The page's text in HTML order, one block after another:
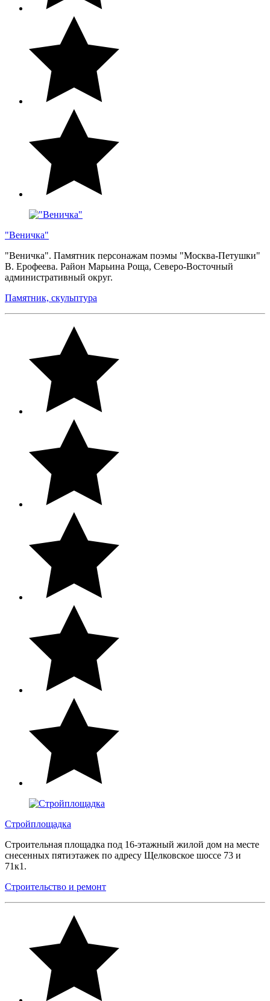
"Веничка"
"Веничка". Памятник персонажам поэмы "Москва-Петушки"
В. Ерофеева. Район Марьина Роща, Северо-Восточный
административный округ.
Памятник, скульптура
Стройплощадка
Строительная площадка под 16-этажный жилой дом на месте
снесенных пятиэтажек по адресу Щелковское шоссе 73 и
71к1.
Строительство и ремонт